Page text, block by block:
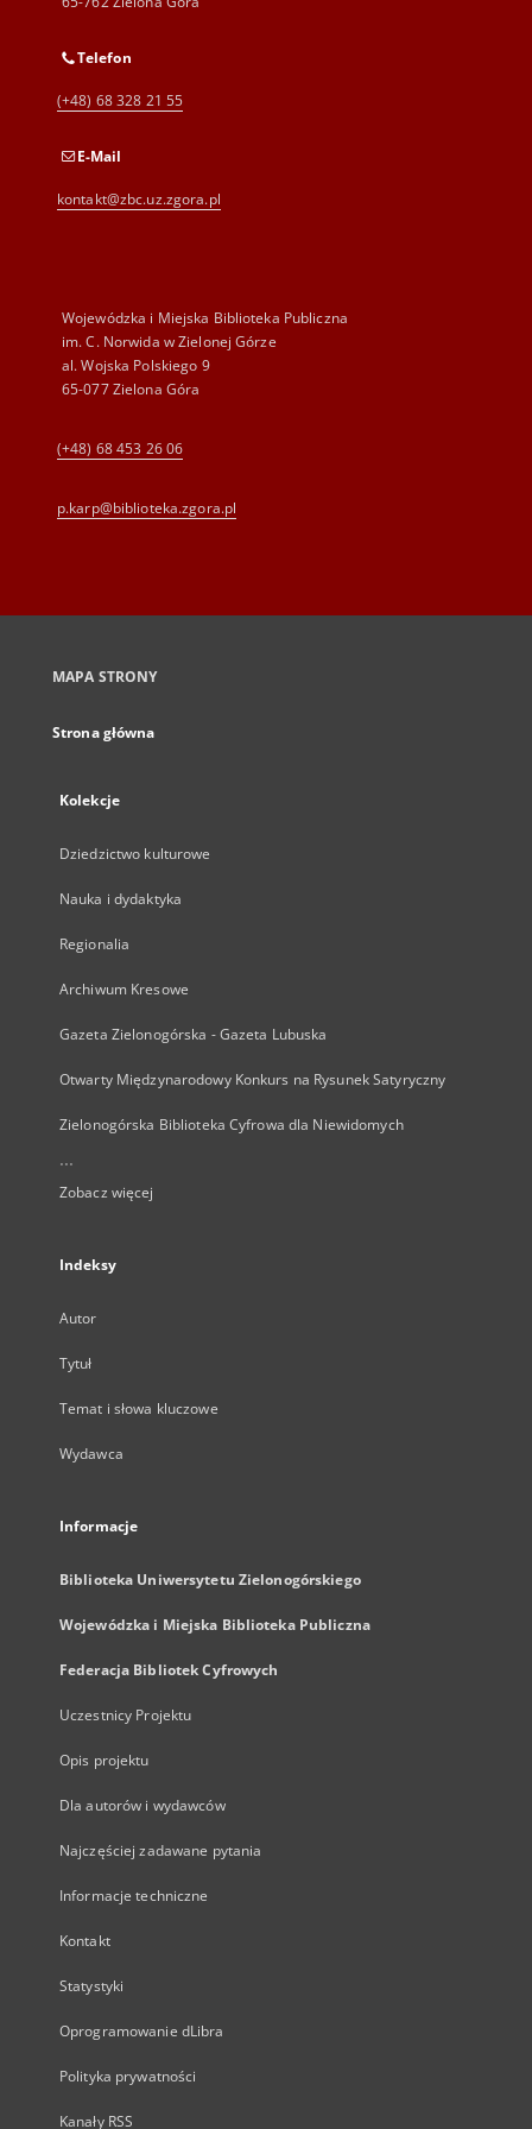
Telefon
(+48) 68 328 21 55
E-Mail
kontakt@zbc.uz.zgora.pl
Wojewódzka i Miejska Biblioteka Publiczna
im. C. Norwida w Zielonej Górze
al. Wojska Polskiego 9
65-077 Zielona Góra
(+48) 68 453 26 06
p.karp@biblioteka.zgora.pl
MAPA STRONY
Strona główna
Kolekcje
Dziedzictwo kulturowe
Nauka i dydaktyka
Regionalia
Archiwum Kresowe
Gazeta Zielonogórska - Gazeta Lubuska
Otwarty Międzynarodowy Konkurs na Rysunek Satyryczny
Zielonogórska Biblioteka Cyfrowa dla Niewidomych
...
Zobacz więcej
Indeksy
Autor
Tytuł
Temat i słowa kluczowe
Wydawca
Informacje
Biblioteka Uniwersytetu Zielonogórskiego
Wojewódzka i Miejska Biblioteka Publiczna
Federacja Bibliotek Cyfrowych
Uczestnicy Projektu
Opis projektu
Dla autorów i wydawców
Najczęściej zadawane pytania
Informacje techniczne
Kontakt
Statystyki
Oprogramowanie dLibra
Polityka prywatności
Kanały RSS